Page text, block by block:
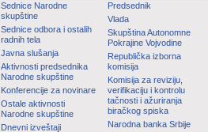
Sednice Narodne
skupštine
Sednice odbora i ostalih
radnih tela
Javna slušanja
Aktivnosti predsednika
Narodne skupštine
Konferencije za novinare
Ostale aktivnosti
Narodne skupštine
Dnevni izveštaji
Predsednik
Vlada
Skupština Autonomne
Pokrajine Vojvodine
Republička izborna
komisija
Komisija za reviziju,
verifikaciju i kontrolu
tačnosti i ažuriranja
biračkog spiska
Narodna banka Srbije